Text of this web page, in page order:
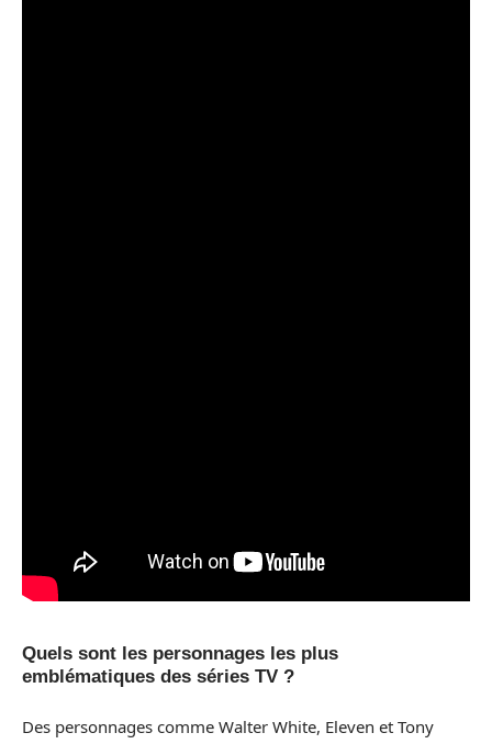
Quels sont les personnages les plus
emblématiques des séries TV ?
Des personnages comme Walter White, Eleven et Tony